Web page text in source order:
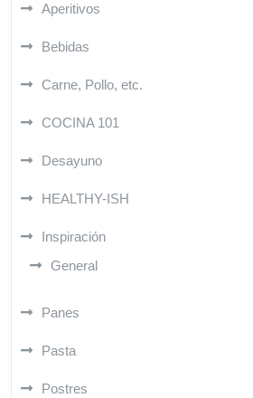
Aperitivos
Bebidas
Carne, Pollo, etc.
COCINA 101
Desayuno
HEALTHY-ISH
Inspiración
General
Panes
Pasta
Postres